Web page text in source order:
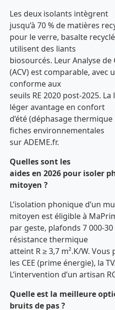
Les deux isolants intègrent
jusqu’à 70 % de matières
pour le verre, basalte
utilisent des liants
biosourcés. Leur Analyse de
(ACV) est comparable, avec
conforme aux
seuils RE 2020 post-2025.
léger avantage en confort
d’été (déphasage
fiches environnementales
sur ADEME.fr.
Quelles sont les
aides en 2026 pour isoler
mitoyen ?
L’isolation phonique d’un
mitoyen est éligible à
par geste, plafonds 7 000-
résistance thermique
atteint R ≥ 3,7 m².K/W.
les CEE (prime énergie), la
L’intervention d’un artisan
Quelle est la meilleure
bruits de pas ?